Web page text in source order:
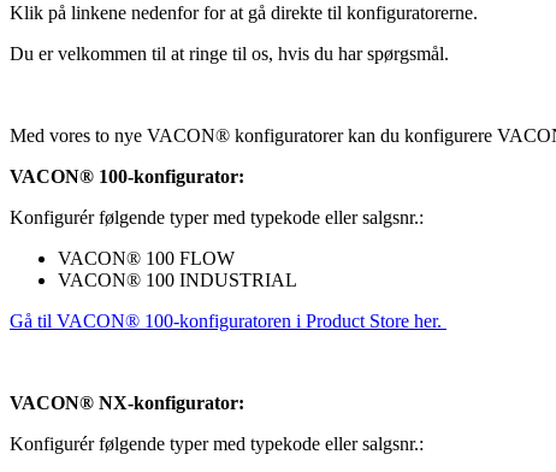
Klik på linkene nedenfor for at gå direkte til konfiguratorerne.
Du er velkommen til at ringe til os, hvis du har spørgsmål.
Med vores to nye VACON® konfiguratorer kan du konfigurere
VACON® 100-konfigurator:
Konfigurér følgende typer med typekode eller salgsnr.:
VACON® 100 FLOW
VACON® 100 INDUSTRIAL
Gå til VACON® 100-konfiguratoren i Product Store her.
VACON® NX-konfigurator:
Konfigurér følgende typer med typekode eller salgsnr.: